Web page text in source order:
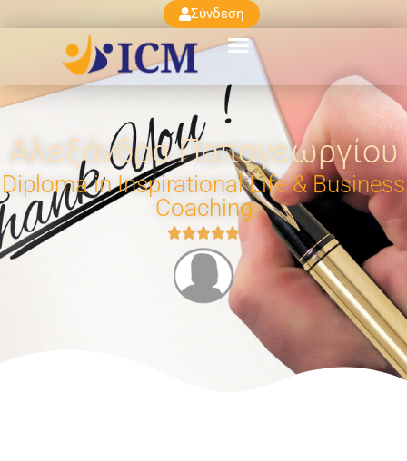
Σύνδεση
Αλεξάνδρα Παπαγεωργίου
Diploma in Inspirational Life & Business
Coaching
